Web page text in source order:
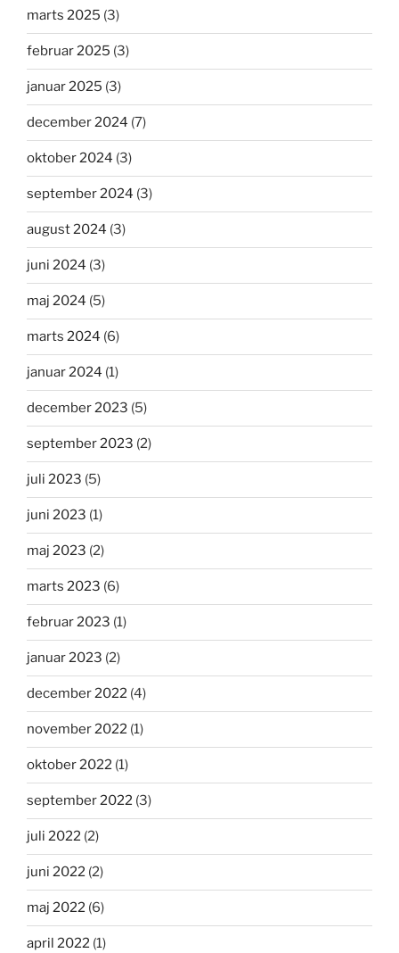
marts 2025 (3)
februar 2025 (3)
januar 2025 (3)
december 2024 (7)
oktober 2024 (3)
september 2024 (3)
august 2024 (3)
juni 2024 (3)
maj 2024 (5)
marts 2024 (6)
januar 2024 (1)
december 2023 (5)
september 2023 (2)
juli 2023 (5)
juni 2023 (1)
maj 2023 (2)
marts 2023 (6)
februar 2023 (1)
januar 2023 (2)
december 2022 (4)
november 2022 (1)
oktober 2022 (1)
september 2022 (3)
juli 2022 (2)
juni 2022 (2)
maj 2022 (6)
april 2022 (1)